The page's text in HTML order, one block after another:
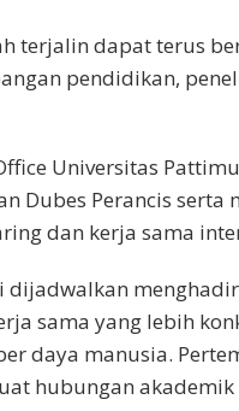
terjalin dapat terus
pendidikan,
Universitas
Dubes Perancis serta
dan kerja sama
dijadwalkan
sama yang lebih
daya manusia.
hubungan